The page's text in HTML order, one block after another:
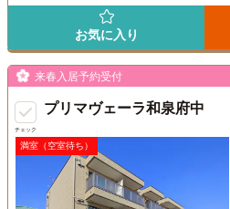
お気に入り
チェック
来春入居予約受付
プリマヴェーラ和泉府中
満室（空室待ち）